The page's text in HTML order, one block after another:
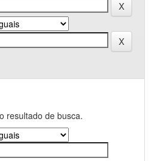
resultado de busca.